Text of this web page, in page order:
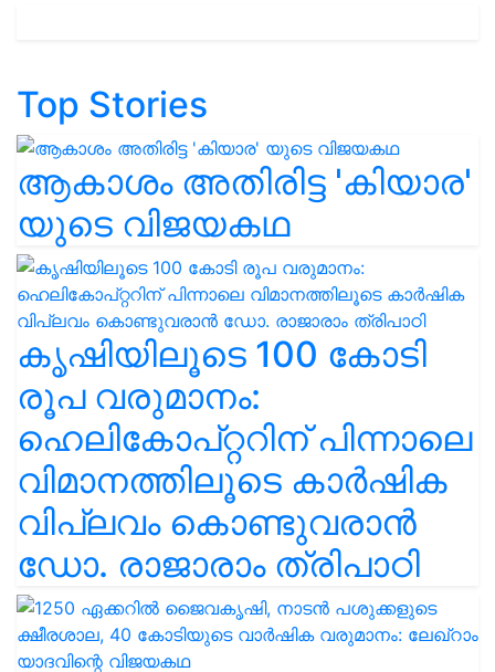
Top Stories
ആകാശം അതിരിട്ട 'കിയാര'
യുടെ വിജയകഥ
കൃഷിയിലൂടെ 100 കോടി
രൂപ വരുമാനം:
ഹെലികോപ്റ്ററിന് പിന്നാലെ
വിമാനത്തിലൂടെ കാർഷിക
വിപ്ലവം കൊണ്ടുവരാൻ
ഡോ. രാജാരാം ത്രിപാഠി